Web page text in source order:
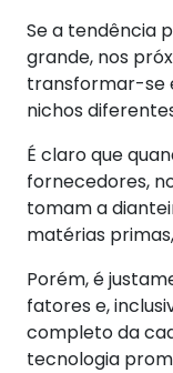
Se a tendência
grande, nos
transformar-se
nichos
É claro que
fornecedores,
tomam a
matérias
Porém, é
fatores e,
completo da
tecnologia